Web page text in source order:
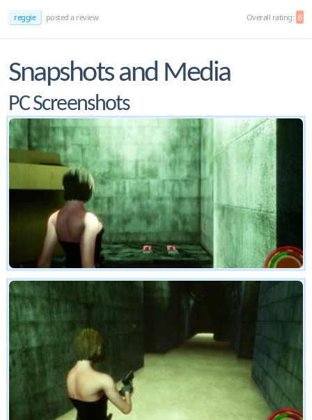
reggie posted a review Overall rating: 6
Snapshots and Media
PC Screenshots